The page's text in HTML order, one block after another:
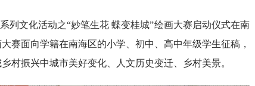
列文化活动之“妙笔生花 蝶变桂城”绘画大赛启动仪式在南
赛面向学籍在南海区的小学、初中、高中年级学生征稿，
村振兴中城市美好变化、人文历史变迁、乡村美景。